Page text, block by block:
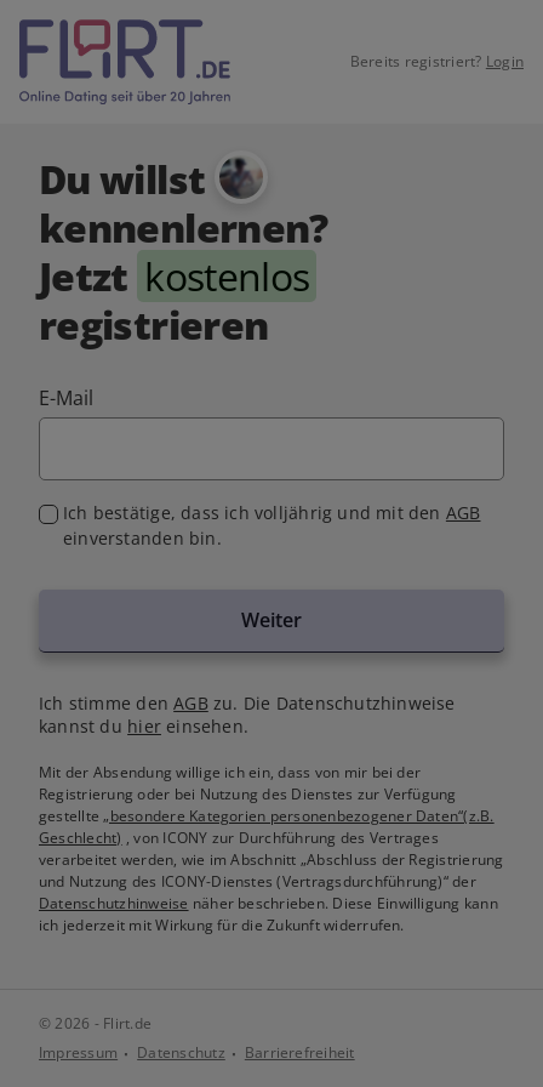
Bereits registriert? Login
Du willst
kennenlernen?
Jetzt kostenlos
registrieren
E-Mail
Ich bestätige, dass ich volljährig und mit den AGB
einverstanden bin.
Weiter
Ich stimme denAGB zu. Die Datenschutzhinweise
kannst du hiereinsehen.
Mit der Absendung willige ich ein, dass von mir bei der
Registrierung oder bei Nutzung des Dienstes zur Verfügung
gestellte„besondere Kategorien personenbezogener Daten“(z.B.
Geschlecht) , von ICONY zur Durchführung des Vertrages
verarbeitet werden, wie im Abschnitt „Abschluss der Registrierung
und Nutzung des ICONY-Dienstes (Vertragsdurchführung)“ der
Datenschutzhinweise näher beschrieben. Diese Einwilligung kann
ich jederzeit mit Wirkung für die Zukunft widerrufen.
© 2026 - Flirt.de
Impressum
Datenschutz Barrierefreiheit